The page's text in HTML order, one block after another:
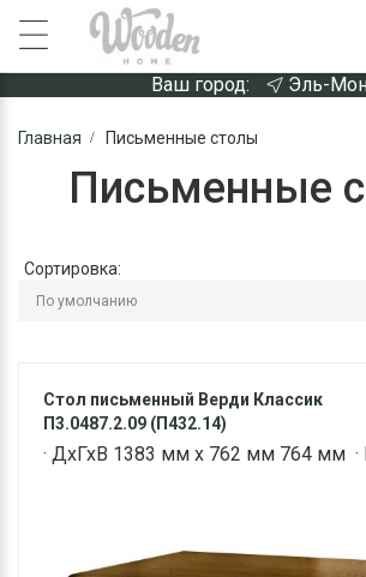
Ваш город: Эль-
Главная Письменные столы
Письменные
Сортировка:
Стол письменный Верди Классик
П3.0487.2.09 (П432.14)
· ДхГхВ 1383 мм х 762 мм 764 мм ·